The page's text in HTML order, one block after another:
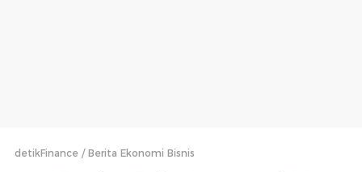
detikFinance Berita Ekonomi Bisnis